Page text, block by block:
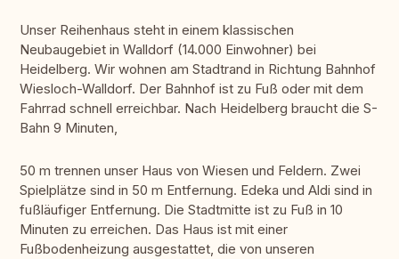
Unser Reihenhaus steht in einem klassischen
Neubaugebiet in Walldorf (14.000 Einwohner) bei
Heidelberg. Wir wohnen am Stadtrand in Richtung Bahnhof
Wiesloch-Walldorf. Der Bahnhof ist zu Fuß oder mit dem
Fahrrad schnell erreichbar. Nach Heidelberg braucht die S-
Bahn 9 Minuten,
50 m trennen unser Haus von Wiesen und Feldern. Zwei
Spielplätze sind in 50 m Entfernung. Edeka und Aldi sind in
fußläufiger Entfernung. Die Stadtmitte ist zu Fuß in 10
Minuten zu erreichen. Das Haus ist mit einer
Fußbodenheizung ausgestattet, die von unseren